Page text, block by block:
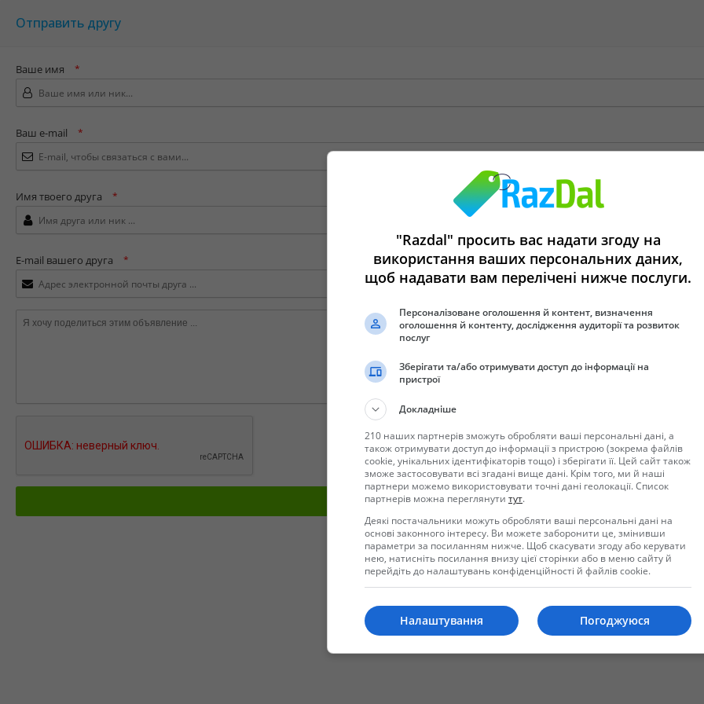
Отправить другу
Ваше имя *
Ваш e-mail *
Имя твоего друга *
E-mail вашего друга *
Отправить сообщение
"Razdal" просить вас надати згоду на
використання ваших персональних даних,
щоб надавати вам перелічені нижче послуги.
Персоналізоване оголошення й контент, визначення
оголошення й контенту, дослідження аудиторії та розвиток
послуг
Зберігати та/або отримувати доступ до інформації на
пристрої
Докладніше
210 наших партнерів зможуть обробляти ваші персональні дані, а
також отримувати доступ до інформації з пристрою (зокрема файлів
cookie, унікальних ідентифікаторів тощо) і зберігати її. Цей сайт також
зможе застосовувати всі згадані вище дані. Крім того, ми й наші
партнери можемо використовувати точні дані геолокації. Список
партнерів можна переглянути тут.
Деякі постачальники можуть обробляти ваші персональні дані на
основі законного інтересу. Ви можете заборонити це, змінивши
параметри за посиланням нижче. Щоб скасувати згоду або керувати
нею, натисніть посилання внизу цієї сторінки або в меню сайту й
перейдіть до налаштувань конфіденційності й файлів cookie.
Погоджуюся
Налаштування